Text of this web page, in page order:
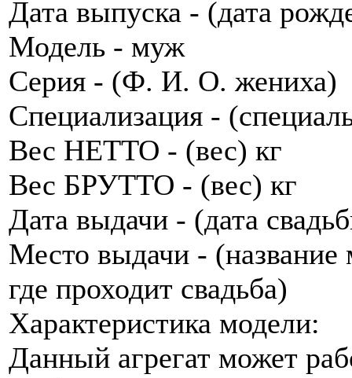
Дата выпуска - (дата
Модель - муж
Серия - (Ф. И. О. жениха)
Специализация -
Вес НЕТТО - (вес) кг
Вес БРУТТО - (вес) кг
Дата выдачи - (дата
Место выдачи - (название
где проходит свадьба)
Характеристика модели:
Данный агрегат может